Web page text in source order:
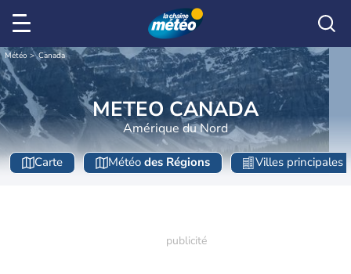
Météo Canada
METEO CANADA
Amérique du Nord
Carte Météo des Régions Villes principales